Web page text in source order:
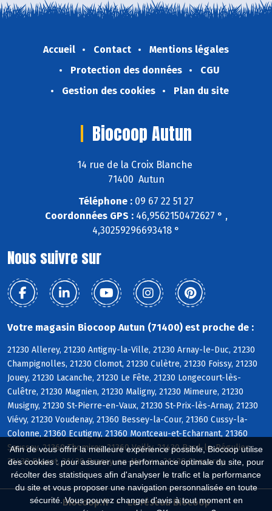
Afin de vous offrir la meilleure expérience possible, Biocoop utilise
des cookies : pour assurer une performance optimale du site, pour
récolter des statistiques afin d'analyser le trafic et la performance
du site et vous proposer une navigation personnalisée en toute
sécurité. Vous pouvez changer d'avis à tout moment en
Accueil Contact
Mentions légales
Protection des données
CGU
Gestion des cookies
Plan du site
Biocoop Autun
14 rue de la Croix Blanche
71400 Autun
Téléphone : 09 67 22 51 27
Coordonnées GPS :46,9562150472627 ° ,
4,30259296693418 °
Nous suivre sur
Votre magasin Biocoop Autun (71400) est proche de :
21230 Allerey, 21230 Antigny-la-Ville, 21230 Arnay-le-Duc, 21230
Champignolles, 21230 Clomot, 21230 Culètre, 21230 Foissy, 21230
Jouey, 21230 Lacanche, 21230 Le Fête, 21230 Longecourt-lès-
Culêtre, 21230 Magnien, 21230 Maligny, 21230 Mimeure, 21230
Musigny, 21230 St-Pierre-en-Vaux, 21230 St-Prix-lès-Arnay, 21230
Viévy, 21230 Voudenay, 21360 Bessey-la-Cour, 21360 Cussy-la-
Colonne, 21360 Ecutigny, 21360 Montceau-et-Echarnant, 21360
Saussey, 21360 Thomirey, 21360 Veilly, 21430 Bard-le-Régulier,
21430 Blanot, 21430 Brazey-en-Morvan, 21430 Censerey
Biocoop.fr Le réseau Biocoop